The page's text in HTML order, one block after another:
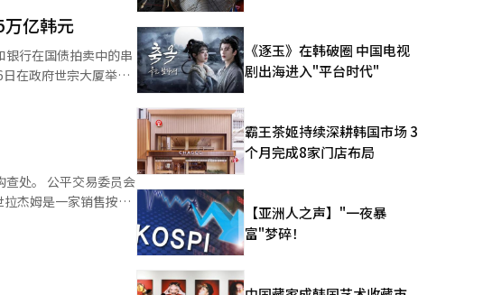
话交换系统被黑客
据事故发生时服务提
正。LG U+将因用户
责任。公平交易委员
务中断等情况下的损
期限内未提出异议即
为同意的情况下，才
整体条款进行检查，
进公平交易惯例的建
亿韩元
行在国债拍卖中的串
）发送了相关审查报
参与招标。在这18家
对法人及相关人员提
将根据法律规定计算
委员会
杰姆是一家销售按摩
机部件的外观等资
《逐玉》在韩破圈 中国电视
剧出海进入"平台时代"
霸王茶姬持续深耕韩国市场 3
个月完成8家门店布局
【亚洲人之声】"一夜暴
富"梦碎！